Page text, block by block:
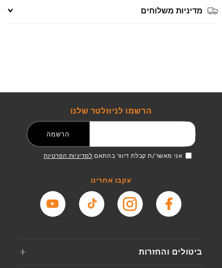
מדיניות משלוחים
הרשמו לניוזלטר שלנו
הרשמה
אני מאשר/ת קבלת דיוור בהתאם למדיניות הפרטיות
עקבו אחרינו
פייסבוק אינסטגרם טיקטוק יוטיוב
ביטולים והחזרות